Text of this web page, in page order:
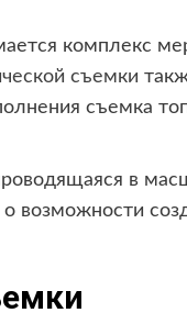
комплекс
съемки
съемка
в